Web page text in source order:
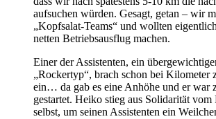
aufsuchen würden. Gesagt, getan – wir
„Kopfsalat-Teams“ und wollten
netten Betriebsausflug machen.
Einer der Assistenten, ein
„Rockertyp“, brach schon bei Kilometer
ein… da gab es eine Anhöhe und er war
gestartet. Heiko stieg aus Solidarität vom
selbst, um seinen Assistenten ein